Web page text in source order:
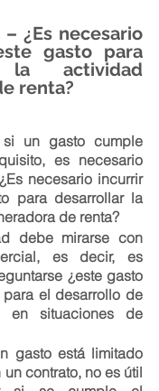
¿Es necesario
gasto para
la actividad
renta?
si un gasto cumple
es necesario
necesario incurrir
para desarrollar la
de renta?
debe mirarse con
es decir, es
¿este gasto
el desarrollo de
en situaciones de
gasto está limitado
contrato, no es útil